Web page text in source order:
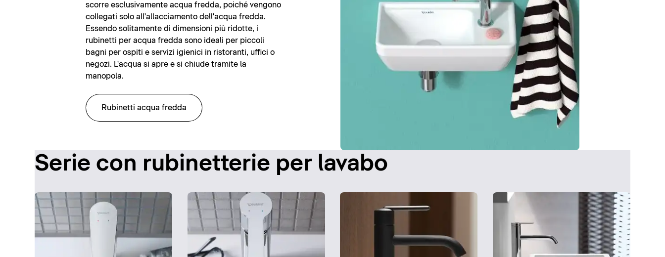
scorre esclusivamente acqua fredda, poiché vengono
collegati solo all'allacciamento dell'acqua fredda.
Essendo solitamente di dimensioni più ridotte, i
rubinetti per acqua fredda sono ideali per piccoli
bagni per ospiti e servizi igienici in ristoranti, uffici o
negozi. L'acqua si apre e si chiude tramite la
manopola.
Rubinetti acqua fredda
Serie con rubinetterie per lavabo